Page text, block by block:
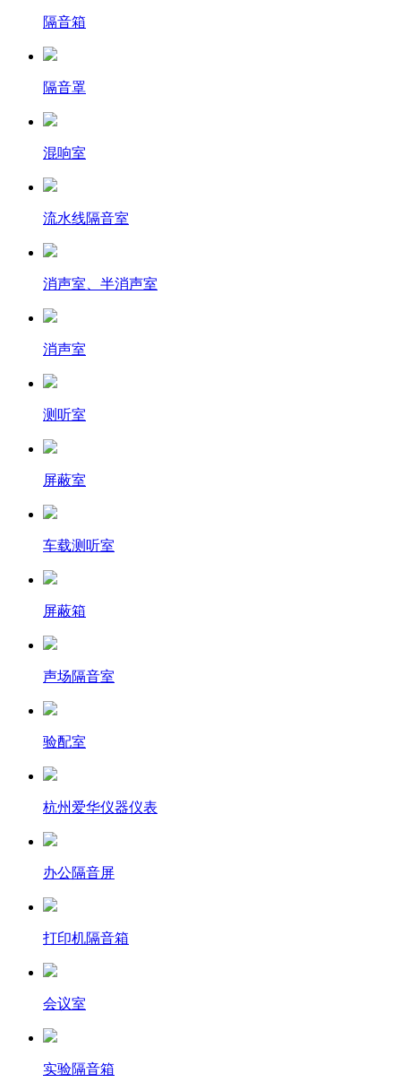
隔音箱
隔音罩
混响室
流水线隔音室
消声室、半消声室
消声室
测听室
屏蔽室
车载测听室
屏蔽箱
声场隔音室
验配室
杭州爱华仪器仪表
办公隔音屏
打印机隔音箱
会议室
实验隔音箱